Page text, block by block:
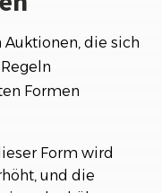
Auktionen, die sich
Formen
Form wird
und die